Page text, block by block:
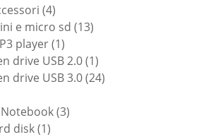
44
prodotti
e micro sd 1313
player 11
prodotto
drive USB 2.0 11
prodotto
drive USB 3.0 2424
33
disk 11